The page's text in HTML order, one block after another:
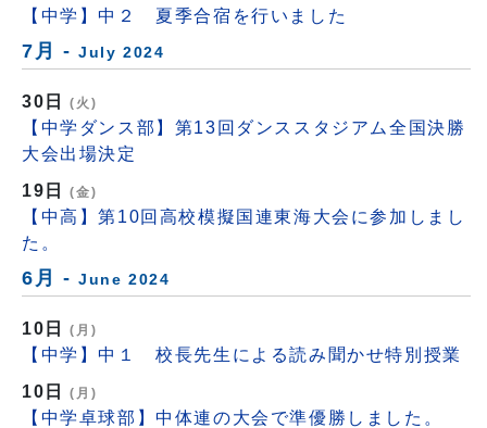
【中学】中２ 夏季合宿を行いました
7月 - July 2024
30日(火)
【中学ダンス部】第13回ダンススタジアム全国決勝
大会出場決定
19日(金)
【中高】第10回高校模擬国連東海大会に参加しまし
た。
6月 - June 2024
10日(月)
【中学】中１ 校長先生による読み聞かせ特別授業
10日(月)
【中学卓球部】中体連の大会で準優勝しました。